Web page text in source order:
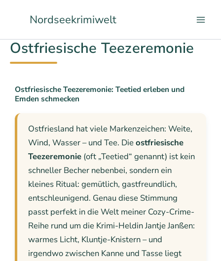
Nordseekrimiwelt
Ostfriesische Teezeremonie
Ostfriesische Teezeremonie: Teetied erleben und
Emden schmecken
Ostfriesland hat viele Markenzeichen: Weite,
Wind, Wasser – und Tee. Dieostfriesische
Teezeremonie (oft „Teetied“ genannt) ist kein
schneller Becher nebenbei, sondern ein
kleines Ritual: gemütlich, gastfreundlich,
entschleunigend. Genau diese Stimmung
passt perfekt in die Welt meiner Cozy-Crime-
Reihe rund um die Krimi-Heldin Jantje Janßen:
warmes Licht, Kluntje-Knistern – und
irgendwo zwischen Kanne und Tasse liegt